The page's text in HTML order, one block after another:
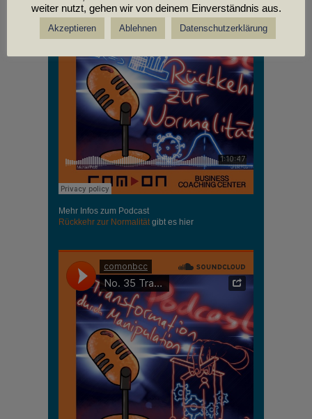
Mehr Infos zum Podcast
Rückkehr zur Normalitätgibt es hier
weiter nutzt, gehen wir von deinem Einverständnis aus.
Akzeptieren Ablehnen Datenschutzerklärung